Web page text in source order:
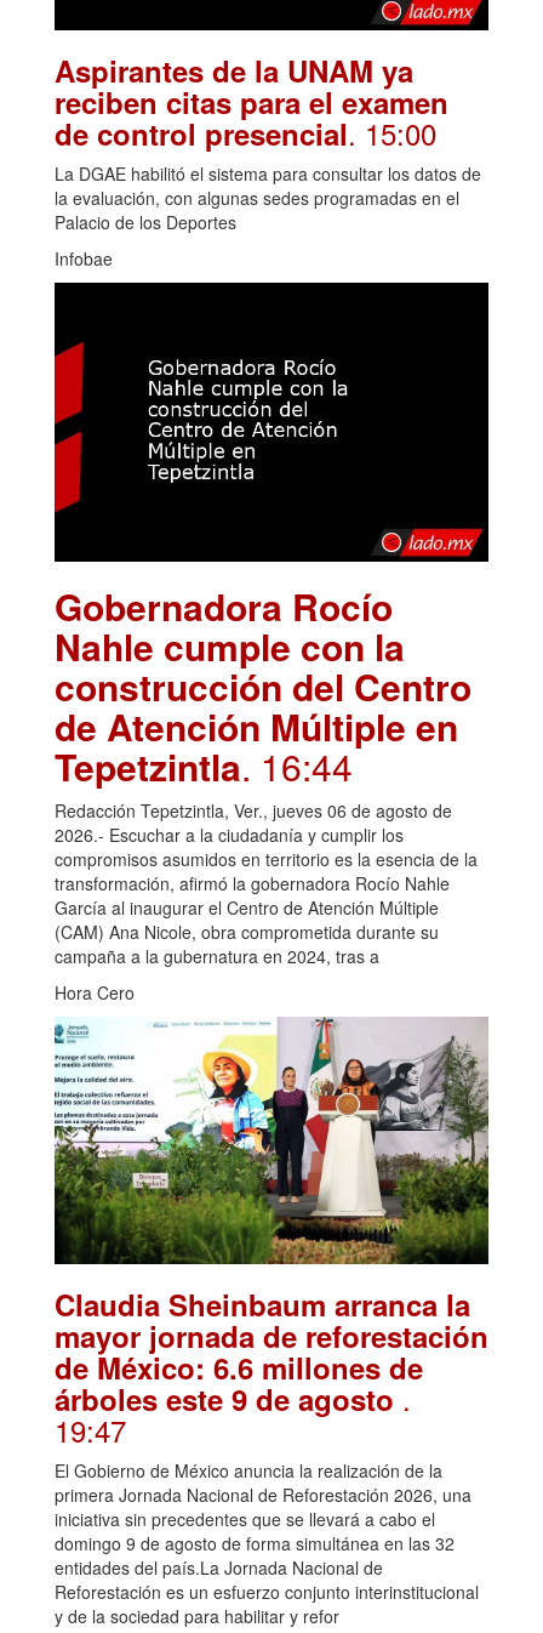
Aspirantes de la UNAM ya
reciben citas para el examen
de control presencial. 15:00
La DGAE habilitó el sistema para consultar los datos de
la evaluación, con algunas sedes programadas en el
Palacio de los Deportes
Infobae
Gobernadora Rocío
Nahle cumple con la
construcción del Centro
de Atención Múltiple en
Tepetzintla. 16:44
Redacción Tepetzintla, Ver., jueves 06 de agosto de
2026.- Escuchar a la ciudadanía y cumplir los
compromisos asumidos en territorio es la esencia de la
transformación, afirmó la gobernadora Rocío Nahle
García al inaugurar el Centro de Atención Múltiple
(CAM) Ana Nicole, obra comprometida durante su
campaña a la gubernatura en 2024, tras a
Hora Cero
Claudia Sheinbaum arranca la
mayor jornada de reforestación
de México: 6.6 millones de
árboles este 9 de agosto .
19:47
El Gobierno de México anuncia la realización de la
primera Jornada Nacional de Reforestación 2026, una
iniciativa sin precedentes que se llevará a cabo el
domingo 9 de agosto de forma simultánea en las 32
entidades del país.La Jornada Nacional de
Reforestación es un esfuerzo conjunto interinstitucional
y de la sociedad para habilitar y refor